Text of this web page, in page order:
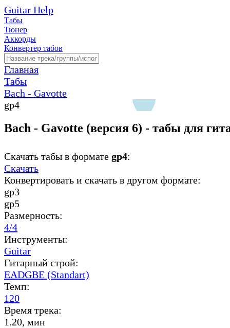
Guitar Help
Табы
Тюнер
Аккорды
Конвертер табов
Главная
Табы
Bach - Gavotte
gp4
Bach - Gavotte (версия 6) - табы для
Скачать табы в формате gp4:
Скачать
Конвертировать и скачать в другом формате:
gp3
gp5
Размерность:
4/4
Инструменты:
Guitar
Гитарный строй:
EADGBE (Standart)
Темп:
120
Время трека:
1.20, мин